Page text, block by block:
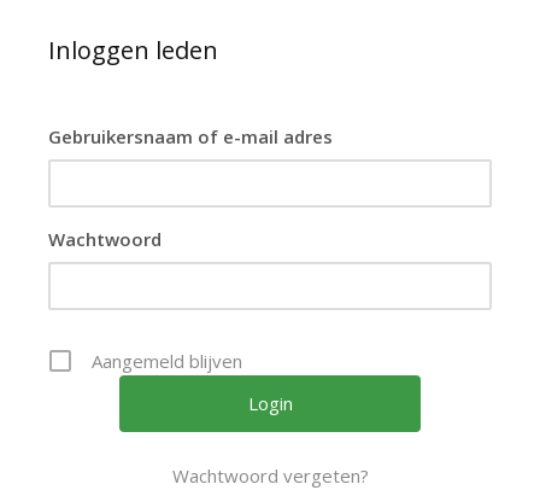
Inloggen leden
Gebruikersnaam of e-mail adres
Wachtwoord
Aangemeld blijven
Wachtwoord vergeten?